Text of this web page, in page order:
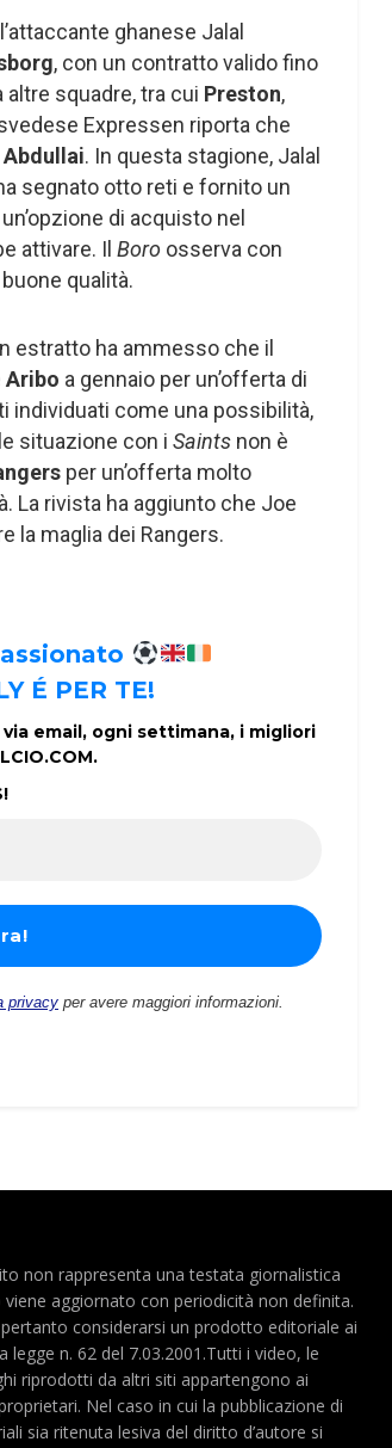
ghanese Jalal
, con un contratto valido fino
altre squadre, tra cui Preston,
Expressen riporta che
Abdullai. In questa stagione, Jalal
segnato otto reti e fornito un
di acquisto nel
attivare. Il Boro osserva con
qualità.
estratto ha ammesso che il
Aribo a gennaio per un’offerta di
individuati come una possibilità,
situazione con i Saints non è
per un’offerta molto
La rivista ha aggiunto che Joe
la maglia dei Rangers.
É PER TE!
via email, ogni settimana, i migliori
privacy per avere maggiori informazioni.
non rappresenta una testata giornalistica
viene aggiornato con periodicità non definita.
considerarsi un prodotto editoriale ai
legge n. 62 del 7.03.2001.Tutti i video, le
riprodotti da altri siti appartengono ai
Nel caso in cui la pubblicazione di
sia ritenuta lesiva del diritto d’autore si